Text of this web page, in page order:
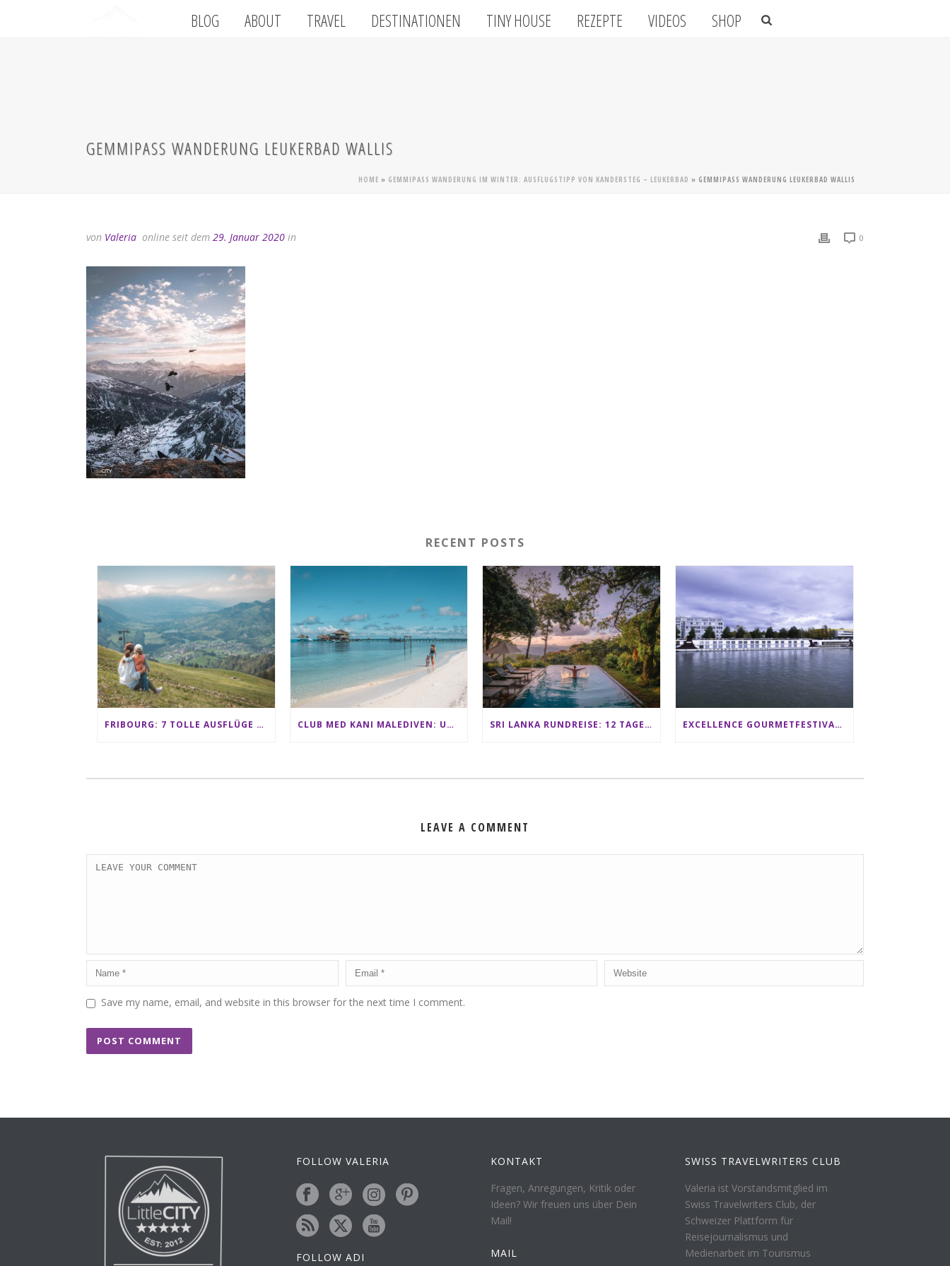
BLOG ABOUT TRAVEL DESTINATIONEN TINY HOUSE REZEPTE VIDEOS SHOP
GEMMIPASS WANDERUNG LEUKERBAD WALLIS
HOME » GEMMIPASS WANDERUNG IM WINTER: AUSFLUGSTIPP VON KANDERSTEG – LEUKERBAD » GEMMIPASS WANDERUNG LEUKERBAD WALLIS
von Valeria online seit dem 29. Januar 2020 in 0
RECENT POSTS
FRIBOURG: 7 TOLLE AUSFLÜGE FÜR FAMILIEN VON CHARMEY BIS LES PACCOTS CLUB MED KANI MALEDIVEN: UNSERE ERFAHRUNGEN IM ALL-INCLUSIVE PARADIES SRI LANKA RUNDREISE: 12 TAGE ZWISCHEN ELEFANTEN, TEEPLANTAGEN & STRAND ALS FAMILIE EXCELLENCE GOURMETFESTIVAL ´25: ZWEI STERNEKÖCHE ANTONIO GUIDA & DARIO MORESCO VERWÖHNEN IHRE GÄSTE AUF EINER LUXERIÖSEN SCHIFFSREISE
LEAVE A COMMENT
Save my name, email, and website in this browser for the next time I comment.
FOLLOW VALERIA
FOLLOW ADI
KONTAKT
Fragen, Anregungen, Kritik oder
Ideen? Wir freuen uns über Dein
Mail!
MAIL
SWISS TRAVELWRITERS CLUB
Valeria ist Vorstandsmitglied im
Swiss Travelwriters Club, der
Schweizer Plattform für
Reisejournalismus und
Medienarbeit im Tourismus